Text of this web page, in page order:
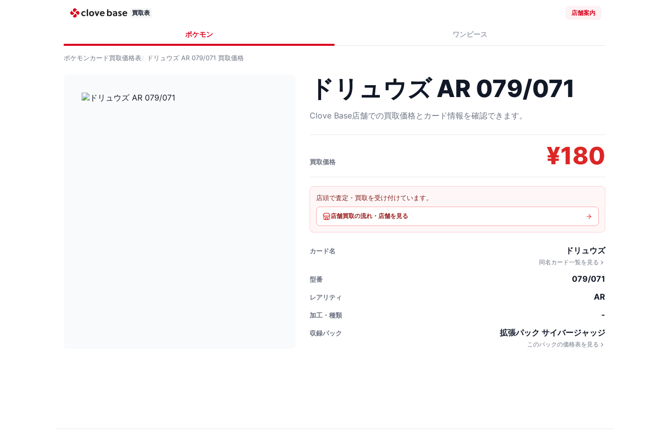
買取表 店舗案内
ポケモン ワンピース
ポケモンカード買取価格表 ドリュウズ AR 079/071 買取価格
ドリュウズ AR 079/071
Clove Base店舗での買取価格とカード情報を確認できます。
買取価格 ¥180
店頭で査定・買取を受け付けています。
店舗買取の流れ・店舗を見る
カード名 ドリュウズ
同名カード一覧を見る
型番 079/071
レアリティ AR
加工・種類 -
収録パック 拡張パック サイバージャッジ
このパックの価格表を見る